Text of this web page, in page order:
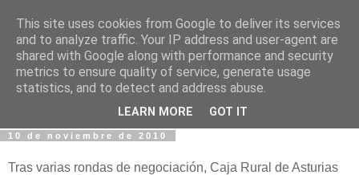
Fotos y Cosas
Miguel Sáenz de Santa María Elizalde
"Un blog es como un diario, pero sin candado".
10 de noviembre de 2010
Tras varias rondas de negociación, Caja Rural de Asturias
This site uses cookies from Google to deliver its services
and to analyze traffic. Your IP address and user-agent are
shared with Google along with performance and security
metrics to ensure quality of service, generate usage
statistics, and to detect and address abuse.
LEARN MORE GOT IT